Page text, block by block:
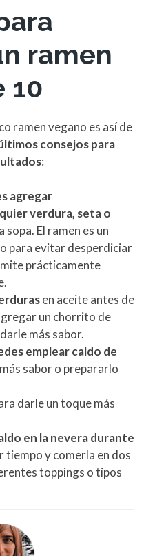
ramen
10
ramen vegano es así de
consejos para
:
agregar
verdura, seta o
sopa. El ramen es un
para evitar desperdiciar
prácticamente
en aceite antes de
un chorrito de
más sabor.
emplear caldo de
sabor o prepararlo
darle un toque más
en la nevera durante
tiempo y comerla en dos
toppings o tipos